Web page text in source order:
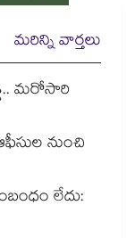
మరిన్ని వార్తలు
మరోసారి
నుంచి
లేదు: